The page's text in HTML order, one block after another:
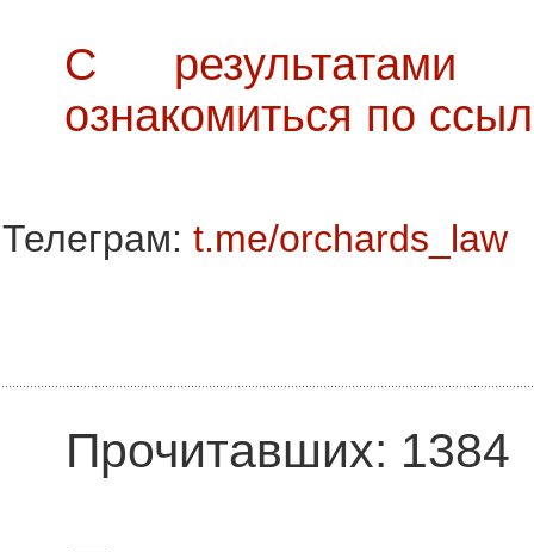
С результатами
ознакомиться по
Телеграм: t.me/orchards_law
Прочитавших: 1384